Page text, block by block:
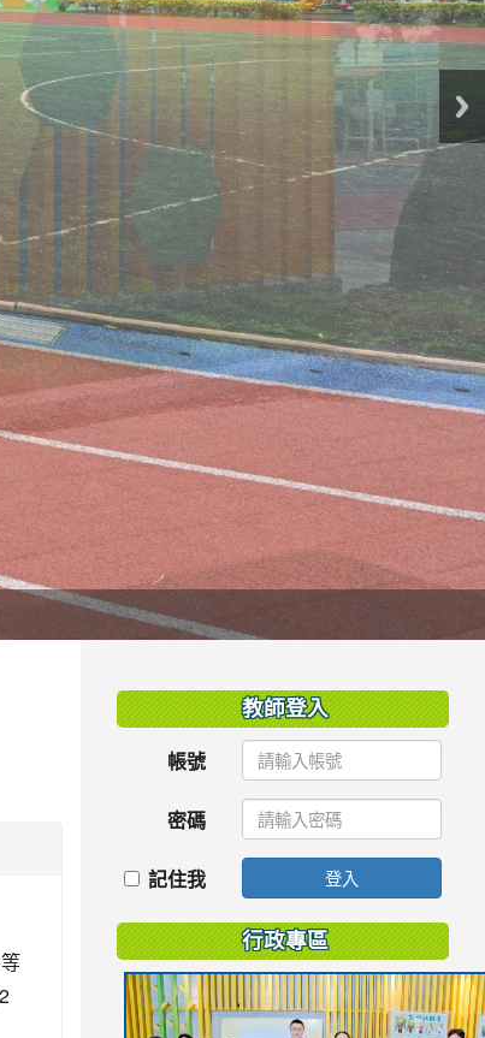
教師登入
帳號
密碼
記住我 登入
行政專區